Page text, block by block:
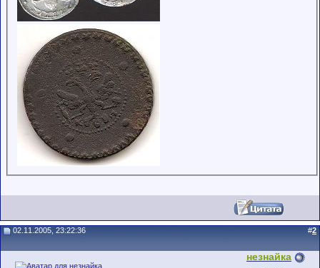
02.11.2005, 23:22:36 #2
незнайка